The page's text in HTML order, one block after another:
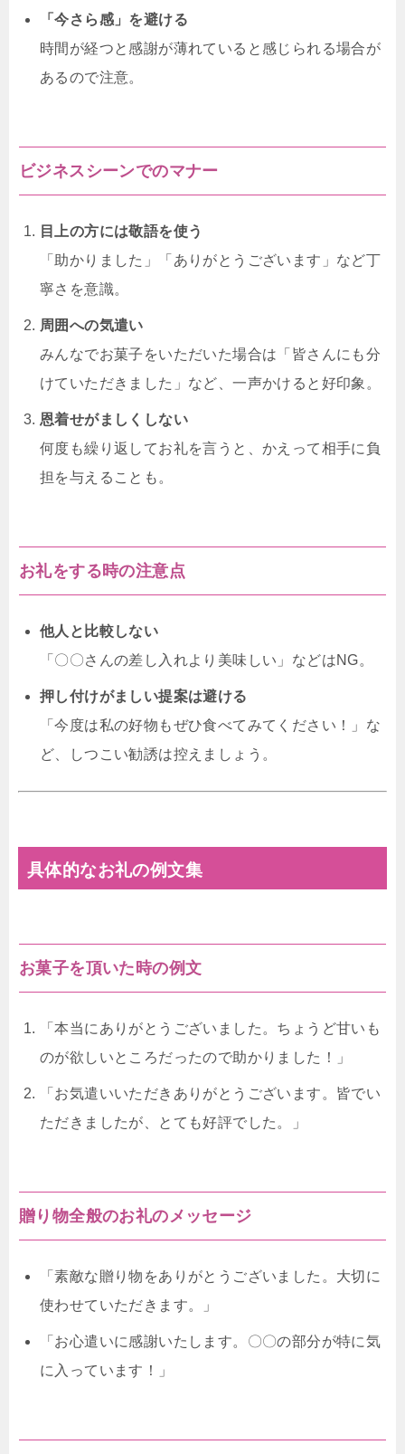
「今さら感」を避ける
時間が経つと感謝が薄れていると感じられる場合が
あるので注意。
ビジネスシーンでのマナー
目上の方には敬語を使う
「助かりました」「ありがとうございます」など丁
寧さを意識。
周囲への気遣い
みんなでお菓子をいただいた場合は「皆さんにも分
けていただきました」など、一声かけると好印象。
恩着せがましくしない
何度も繰り返してお礼を言うと、かえって相手に負
担を与えることも。
お礼をする時の注意点
他人と比較しない
「〇〇さんの差し入れより美味しい」などはNG。
押し付けがましい提案は避ける
「今度は私の好物もぜひ食べてみてください！」な
ど、しつこい勧誘は控えましょう。
具体的なお礼の例文集
お菓子を頂いた時の例文
「本当にありがとうございました。ちょうど甘いも
のが欲しいところだったので助かりました！」
「お気遣いいただきありがとうございます。皆でい
ただきましたが、とても好評でした。」
贈り物全般のお礼のメッセージ
「素敵な贈り物をありがとうございました。大切に
使わせていただきます。」
「お心遣いに感謝いたします。〇〇の部分が特に気
に入っています！」